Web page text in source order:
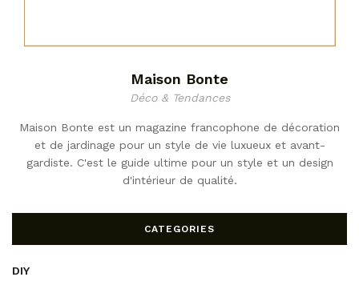
Maison Bonte
Déco & Tendances
Maison Bonte est un magazine francophone de décoration
et de jardinage pour un style de vie luxueux et avant-
gardiste. C'est le guide ultime pour un style et un design
d'intérieur de qualité.
CATEGORIES
DIY